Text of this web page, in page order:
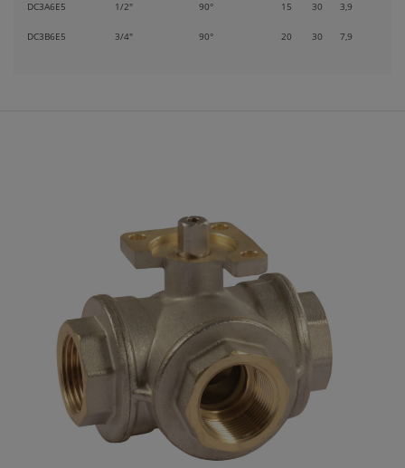
DC3A6E5 1/2" 90° 15 30 3,9
DC3B6E5 3/4" 90° 20 30 7,9